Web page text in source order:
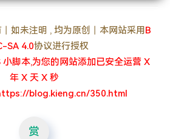
如未注明 , 均为原创丨本网站采用 B
SA 4.0协议进行授权
小脚本,为您的网站添加已安全运营 X
年 X 天 X 秒
blog.kieng.cn/350.html
赏